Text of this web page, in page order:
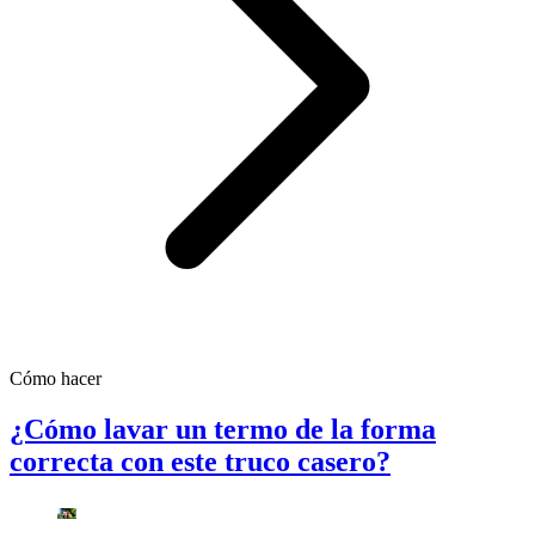
Cómo hacer
¿Cómo lavar un termo de la forma
correcta con este truco casero?